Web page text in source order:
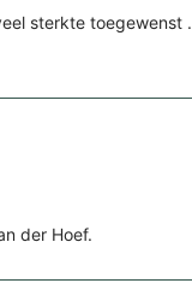
sterkte toegewenst .
der Hoef.